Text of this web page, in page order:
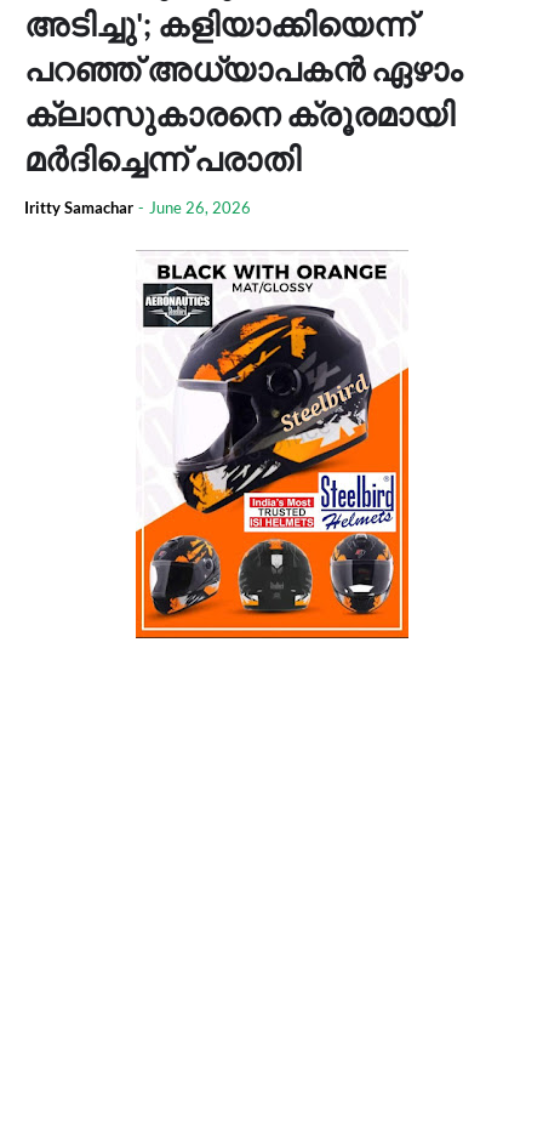
അടിച്ചു'; കളിയാക്കിയെന്ന്
പറഞ്ഞ് അധ്യാപകൻ ഏഴാം
ക്ലാസുകാരനെ ക്രൂരമായി
മർദിച്ചെന്ന് പരാതി
Iritty Samachar - June 26, 2026